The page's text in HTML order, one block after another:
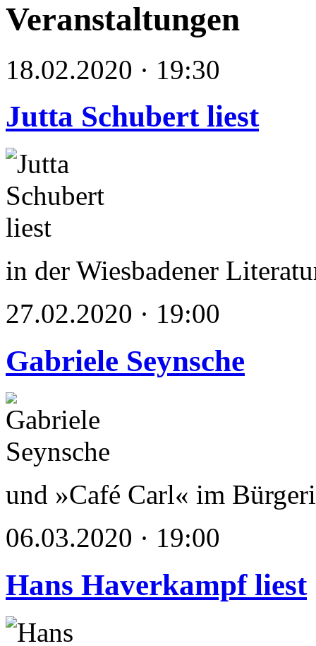
Veranstaltungen
18.02.2020 · 19:30
Jutta Schubert liest
in der Wiesbadener
27.02.2020 · 19:00
Gabriele Seynsche
und »Café Carl« im
06.03.2020 · 19:00
Hans Haverkampf liest